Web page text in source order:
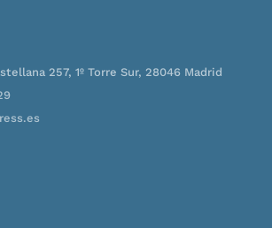
257, 1º Torre Sur, 28046 Madrid